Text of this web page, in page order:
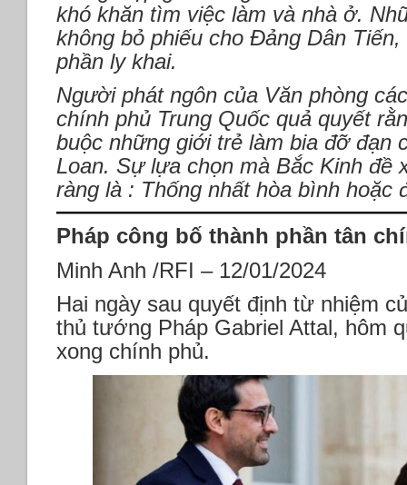
khó khăn tìm việc làm và nhà ở.
không bỏ phiếu cho Đảng Dân
phần ly khai.
Người phát ngôn của Văn phòng
chính phủ Trung Quốc quả quyết
buộc những giới trẻ làm bia đỡ đạn
Loan. Sự lựa chọn mà Bắc Kinh đề
ràng là : Thống nhất hòa bình hoặc
Pháp công bố thành phần tân
Minh Anh /RFI – 12/01/2024
Hai ngày sau quyết định từ nhiệm
thủ tướng Pháp Gabriel Attal, hôm
xong chính phủ.